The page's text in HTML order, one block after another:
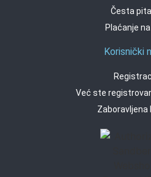
Česta
Plaćanje
Korisnički
Već ste
Zaboravljena